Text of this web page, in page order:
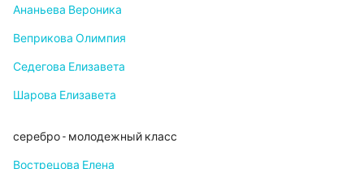
Ананьева Вероника
Веприкова Олимпия
Седегова Елизавета
Шарова Елизавета
серебро - молодежный класс
Вострецова Елена